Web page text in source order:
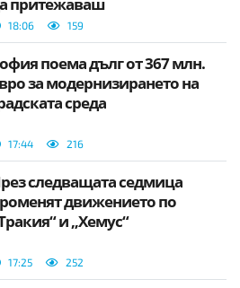
18:06 159
поема дълг от 367 млн.
за модернизирането на
среда
17:44 216
следващата седмица
движението по
и „Хемус“
17:25 252